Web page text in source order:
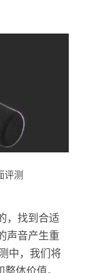
评测
，找到合适
声音产生重
中，我们将